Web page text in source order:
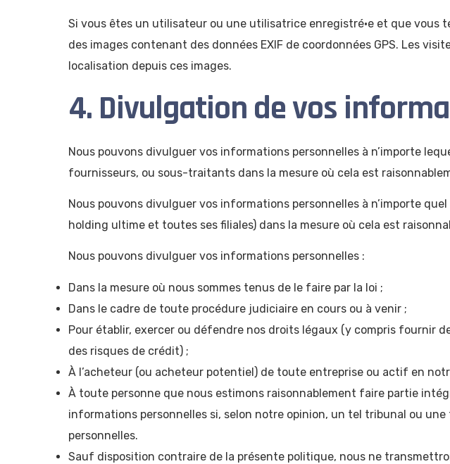
Si vous êtes un utilisateur ou une utilisatrice enregistré·e et que vous
des images contenant des données EXIF de coordonnées GPS. Les
localisation depuis ces images.
4. Divulgation de vos
Nous pouvons divulguer vos informations personnelles à n’importe
fournisseurs, ou sous-traitants dans la mesure où cela est
Nous pouvons divulguer vos informations personnelles à n’importe
holding ultime et toutes ses filiales) dans la mesure où cela est
Nous pouvons divulguer vos informations personnelles :
Dans la mesure où nous sommes tenus de le faire par la loi ;
Dans le cadre de toute procédure judiciaire en cours ou à venir ;
Pour établir, exercer ou défendre nos droits légaux (y compris fournir
des risques de crédit) ;
À l’acheteur (ou acheteur potentiel) de toute entreprise ou actif en
À toute personne que nous estimons raisonnablement faire partie
informations personnelles si, selon notre opinion, un tel tribunal ou
personnelles.
Sauf disposition contraire de la présente politique, nous ne